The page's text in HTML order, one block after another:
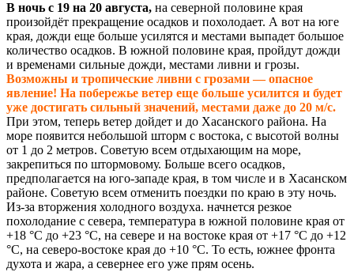
В ночь с 19 на 20 августа, на северной половине края
произойдёт прекращение осадков и похолодает. А вот на юге
края, дожди еще больше усилятся и местами выпадет большое
количество осадков. В южной половине края, пройдут дожди
и временами сильные дожди, местами ливни и грозы.
Возможны и тропические ливни с грозами — опасное
явление! На побережье ветер еще больше усилится и будет
уже достигать сильный значений, местами даже до 20 м/с.
При этом, теперь ветер дойдет и до Хасанского района. На
море появится небольшой шторм с востока, с высотой волны
от 1 до 2 метров. Советую всем отдыхающим на море,
закрепиться по штормовому. Больше всего осадков,
предполагается на юго-западе края, в том числе и в Хасанском
районе. Советую всем отменить поездки по краю в эту ночь.
Из-за вторжения холодного воздуха. начнется резкое
похолодание с севера, температура в южной половине края от
+18 °С до +23 °С, на севере и на востоке края от +17 °С до +12
°С, на северо-востоке края до +10 °С. То есть, южнее фронта
духота и жара, а севернее его уже прям осень.